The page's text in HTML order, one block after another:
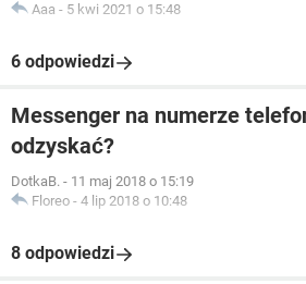
Aaa - 5 kwi 2021 o 15:48
6 odpowiedzi
Messenger na numerze
odzyskać?
DotkaB. - 11 maj 2018 o 15:19
Floreo - 4 lip 2018 o 10:48
8 odpowiedzi